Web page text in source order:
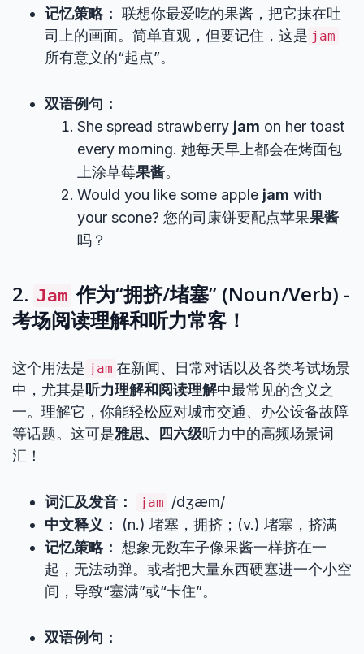
记忆策略： 联想你最爱吃的果酱，把它抹在吐
司上的画面。简单直观，但要记住，这是 jam
所有意义的“起点”。
双语例句：
She spread strawberry jam on her toast
every morning. 她每天早上都会在烤面包
上涂草莓果酱。
Would you like some apple jam with
your scone? 您的司康饼要配点苹果果酱
吗？
2. Jam 作为“拥挤/堵塞” (Noun/Verb) -
考场阅读理解和听力常客！
这个用法是 jam 在新闻、日常对话以及各类考试场景
中，尤其是听力理解和阅读理解中最常见的含义之
一。理解它，你能轻松应对城市交通、办公设备故障
等话题。这可是雅思、四六级听力中的高频场景词
汇！
词汇及发音： jam /dʒæm/
中文释义：
(n.) 堵塞，拥挤；(v.) 堵塞，挤满
记忆策略： 想象无数车子像果酱一样挤在一
起，无法动弹。或者把大量东西硬塞进一个小空
间，导致“塞满”或“卡住”。
双语例句：